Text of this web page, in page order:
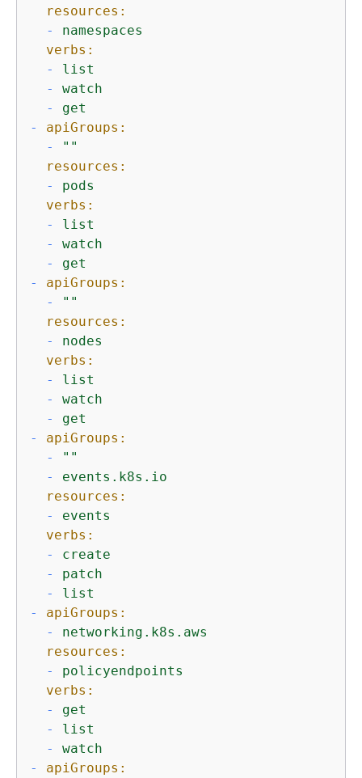
resources:
-
namespaces
verbs:
-
list
-
watch
-
get
-
apiGroups:
-
""
resources:
-
pods
verbs:
-
list
-
watch
-
get
-
apiGroups:
-
""
resources:
-
nodes
verbs:
-
list
-
watch
-
get
-
apiGroups:
-
""
-
events.k8s.io
resources:
-
events
verbs:
-
create
-
patch
-
list
-
apiGroups:
-
networking.k8s.aws
resources:
-
policyendpoints
verbs:
-
get
-
list
-
watch
-
apiGroups: